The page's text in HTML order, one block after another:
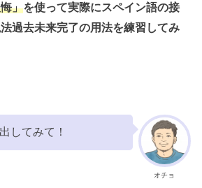
」を使って実際にスペイン語の接
過去未来完了の用法を練習してみ
オチョ
してみて！